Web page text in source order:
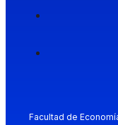
Facultad de